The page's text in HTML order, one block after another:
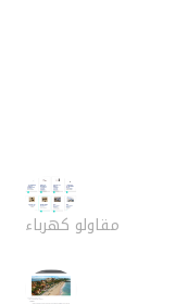
مقاولو كهرباء